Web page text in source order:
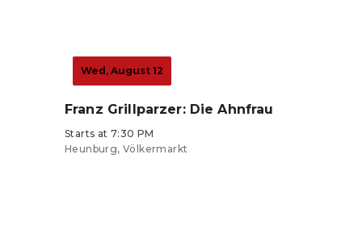
Wed, August 12
Franz Grillparzer: Die Ahnfrau
Starts at 7:30 PM
Heunburg, Völkermarkt